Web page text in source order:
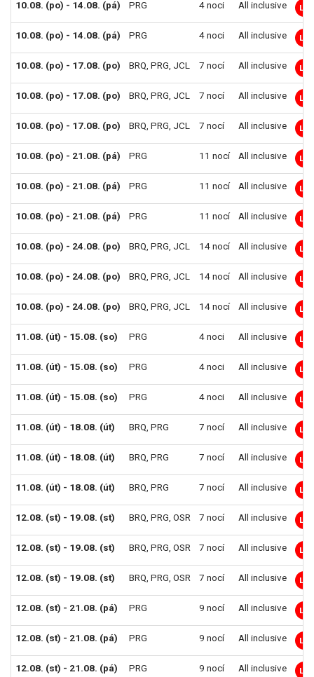
10.08. (po) - 14.08. (pá) PRG 4 noci All inclusive LM
10.08. (po) - 14.08. (pá) PRG 4 noci All inclusive LM
10.08. (po) - 17.08. (po) BRQ PRG JCL 7 nocí All inclusive LM
10.08. (po) - 17.08. (po) BRQ PRG JCL 7 nocí All inclusive LM
10.08. (po) - 17.08. (po) BRQ PRG JCL 7 nocí All inclusive LM
10.08. (po) - 21.08. (pá) PRG 11 nocí All inclusive LM
10.08. (po) - 21.08. (pá) PRG 11 nocí All inclusive LM
10.08. (po) - 21.08. (pá) PRG 11 nocí All inclusive LM
10.08. (po) - 24.08. (po) BRQ PRG JCL 14 nocí All inclusive LM
10.08. (po) - 24.08. (po) BRQ PRG JCL 14 nocí All inclusive LM
10.08. (po) - 24.08. (po) BRQ PRG JCL 14 nocí All inclusive LM
11.08. (út) - 15.08. (so) PRG 4 noci All inclusive LM
11.08. (út) - 15.08. (so) PRG 4 noci All inclusive LM
11.08. (út) - 15.08. (so) PRG 4 noci All inclusive LM
11.08. (út) - 18.08. (út) BRQ PRG 7 nocí All inclusive LM
11.08. (út) - 18.08. (út) BRQ PRG 7 nocí All inclusive LM
11.08. (út) - 18.08. (út) BRQ PRG 7 nocí All inclusive LM
12.08. (st) - 19.08. (st) BRQ PRG OSR 7 nocí All inclusive LM
12.08. (st) - 19.08. (st) BRQ PRG OSR 7 nocí All inclusive LM
12.08. (st) - 19.08. (st) BRQ PRG OSR 7 nocí All inclusive LM
12.08. (st) - 21.08. (pá) PRG 9 nocí All inclusive LM
12.08. (st) - 21.08. (pá) PRG 9 nocí All inclusive LM
12.08. (st) - 21.08. (pá) PRG 9 nocí All inclusive LM